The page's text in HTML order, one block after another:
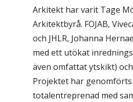
Arkitekt har varit Tage
Arkitektbyrå. FOJAB,
och JHLR, Johanna
med ett utökat
även omfattat ytskikt)
Projektet har genomförts
totalentreprenad med